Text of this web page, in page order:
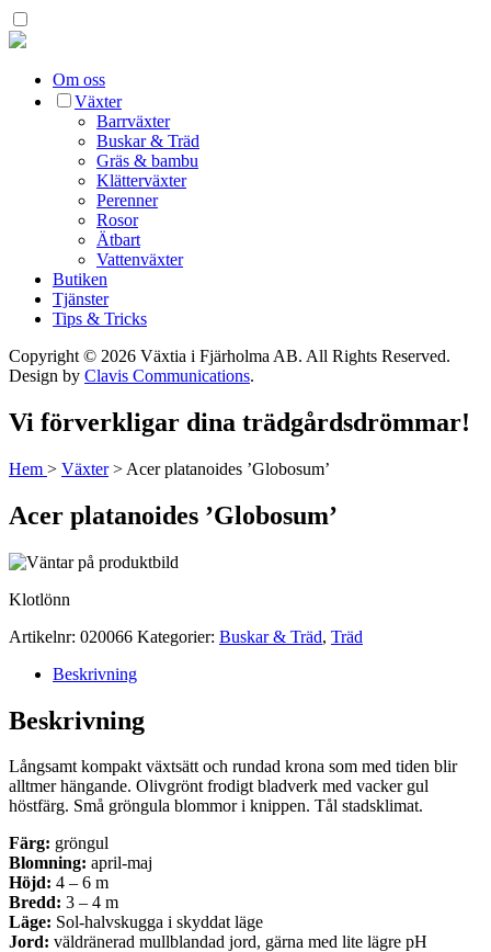
Om oss
Växter
Barrväxter
Buskar & Träd
Gräs & bambu
Klätterväxter
Perenner
Rosor
Ätbart
Vattenväxter
Butiken
Tjänster
Tips & Tricks
Copyright © 2026 Växtia i Fjärholma AB. All Rights Reserved.
Design by Clavis Communications.
Vi förverkligar dina trädgårdsdrömmar!
Hem > Växter> Acer platanoides ’Globosum’
Acer platanoides ’Globosum’
Klotlönn
Artikelnr: 020066 Kategorier: Buskar & Träd, Träd
Beskrivning
Beskrivning
Långsamt kompakt växtsätt och rundad krona som med tiden blir
alltmer hängande. Olivgrönt frodigt bladverk med vacker gul
höstfärg. Små gröngula blommor i knippen. Tål stadsklimat.
Färg: gröngul
Blomning: april-maj
Höjd: 4 – 6 m
Bredd: 3 – 4 m
Läge: Sol-halvskugga i skyddat läge
Jord: väldränerad mullblandad jord, gärna med lite lägre pH